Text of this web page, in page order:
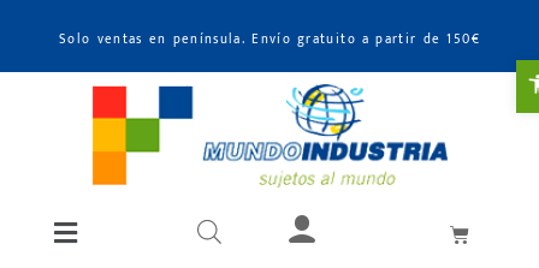
Solo ventas en península. Envío gratuito a partir de 150€